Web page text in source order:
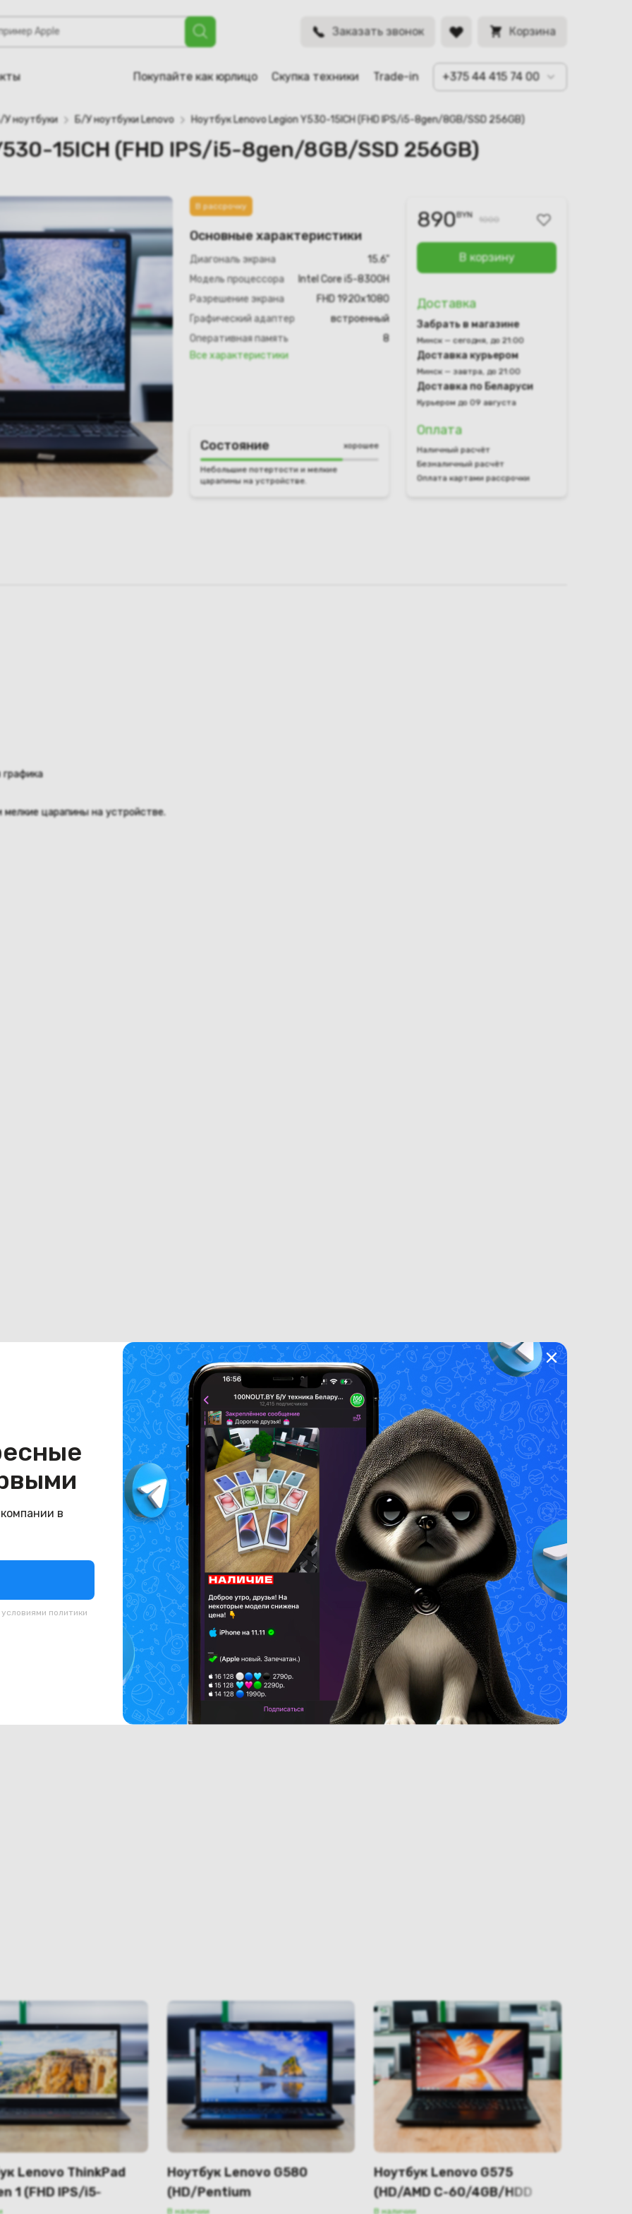
Заказать звонок Корзина
Покупайте как юрлицо Скупка техники Trade-in +375 44 415 74 00
в
политики
IPS/i5-8gen/8GB/SSD 256GB)
У ноутбуки Б/У ноутбуки Lenovo Ноутбук Lenovo Legion Y530-15ICH (FHD IPS/i5-8gen/8GB/SSD 256GB)
15ICH (FHD IPS/i5-8gen/8GB/SSD 256GB)
В рассрочку
Основные характеристики
Диагональ экрана
15.6"
Модель процессора
Intel Core i5-8300H
Разрешение экрана
FHD 1920x1080
Графический адаптер
встроенный
Оперативная память
8
Все характеристики
Состояние хорошее
Небольшие потертости и мелкие
царапины на устройстве.
890BYN 1000
В корзину
Доставка
Забрать в магазине
Минск — сегодня, до 21:00
Доставка курьером
Минск — завтра, до 21:00
Доставка по Беларуси
Курьером до 09 августа
Оплата
Наличный расчёт
Безналичный расчёт
Оплата картами рассрочки
графика
царапины на устройстве.
Lenovo ThinkPad
1 (FHD IPS/i5-
Ноутбук Lenovo G580
(HD/Pentium
В наличии
Ноутбук Lenovo G575
(HD/AMD C-60/4GB/HDD
В наличии